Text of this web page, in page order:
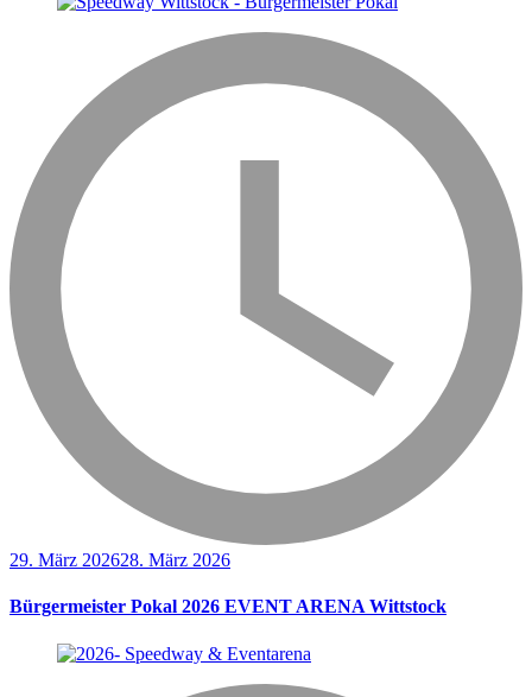
29. März 202628. März 2026
Bürgermeister Pokal 2026 EVENT ARENA Wittstock